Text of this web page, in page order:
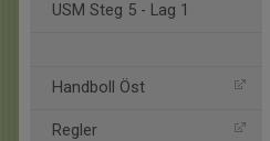
USM Steg 5 - Lag 1
Handboll Öst
Regler